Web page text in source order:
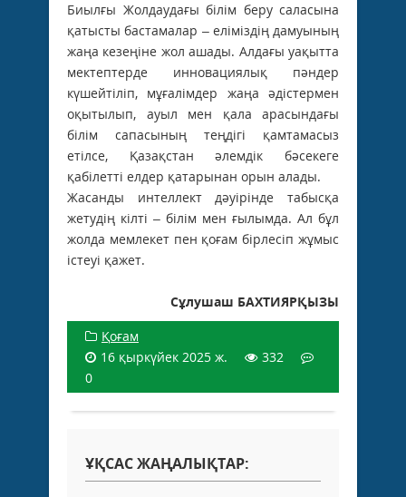
Биылғы Жолдаудағы білім беру саласына
қатысты бастамалар – еліміздің дамуының
жаңа кезеңіне жол ашады. Алдағы уақытта
мектептерде инновациялық пәндер
күшейтіліп, мұғалімдер жаңа әдістермен
оқытылып, ауыл мен қала арасындағы
білім сапасының теңдігі қамтамасыз
етілсе, Қазақстан әлемдік бәсекеге
қабілетті елдер қатарынан орын алады.
Жасанды интеллект дәуірінде табысқа
жетудің кілті – білім мен ғылымда. Ал бұл
жолда мемлекет пен қоғам бірлесіп жұмыс
істеуі қажет.
Сұлушаш БАХТИЯРҚЫЗЫ
Қоғам
16 қыркүйек 2025 ж.
332
0
ҰҚСАС ЖАҢАЛЫҚТАР: